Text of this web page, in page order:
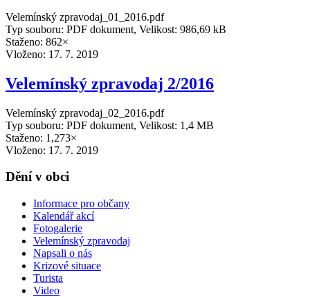
Velemínský zpravodaj_01_2016.pdf
Typ souboru: PDF dokument, Velikost: 986,69 kB
Staženo: 862×
Vloženo: 17. 7. 2019
Velemínský zpravodaj 2/2016
Velemínský zpravodaj_02_2016.pdf
Typ souboru: PDF dokument, Velikost: 1,4 MB
Staženo: 1,273×
Vloženo: 17. 7. 2019
Dění v obci
Informace pro občany
Kalendář akcí
Fotogalerie
Velemínský zpravodaj
Napsali o nás
Krizové situace
Turista
Video